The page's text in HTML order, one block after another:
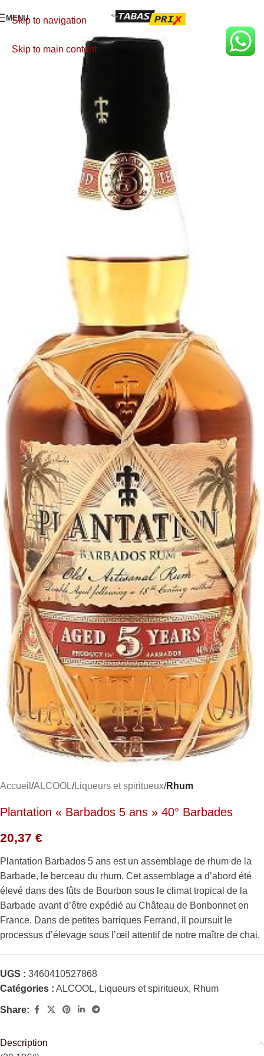
Skip to navigation
Skip to main content
MENU
Accueil ALCOOL Liqueurs et spiritueux Rhum
Plantation « Barbados 5 ans » 40° Barbades
20,37 €
Plantation Barbados 5 ans est un assemblage de rhum de la
Barbade, le berceau du rhum. Cet assemblage a d’abord été
élevé dans des fûts de Bourbon sous le climat tropical de la
Barbade avant d’être expédié au Château de Bonbonnet en
France. Dans de petites barriques Ferrand, il poursuit le
processus d’élevage sous l’œil attentif de notre maître de chai.
UGS : 3460410527868
Catégories : ALCOOL, Liqueurs et spiritueux, Rhum
Share:
Description